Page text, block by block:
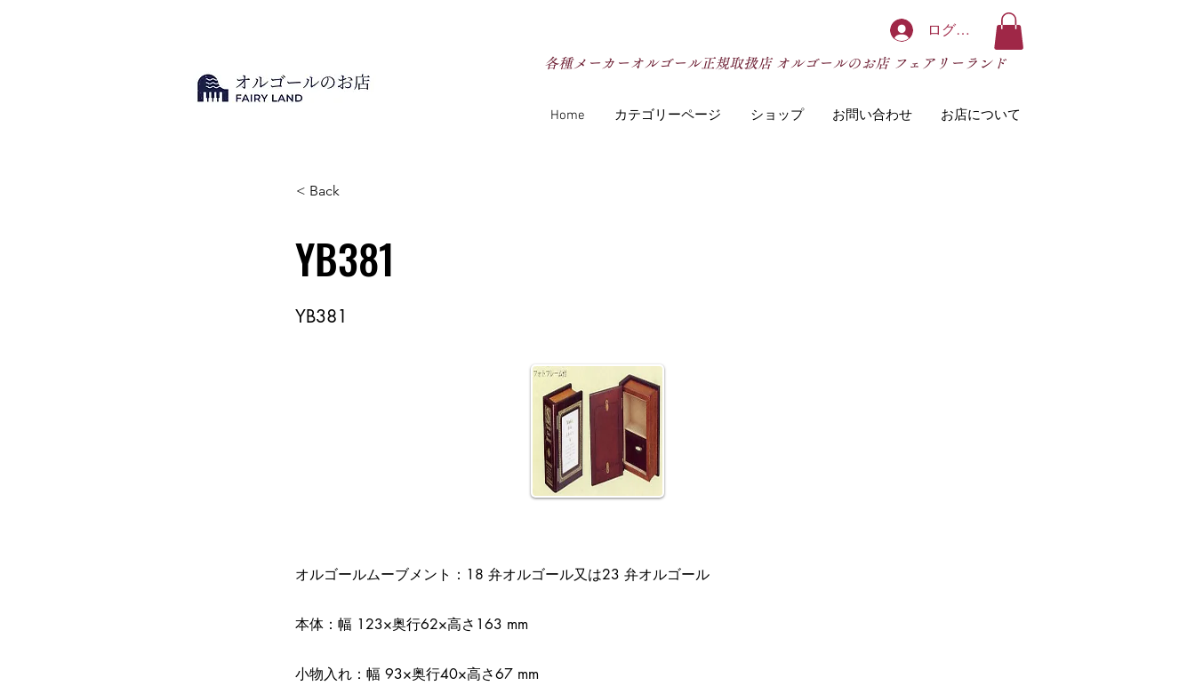
ログイン
各種メーカーオルゴール正規取扱店 オルゴールのお店 フェアリーランド
Home カテゴリーページ ショップ お問い合わせ お店について
< Back
YB381
YB381
オルゴールムーブメント：18 弁オルゴール又は23 弁オルゴール
本体：幅 123×奥行62×高さ163 mm
小物入れ：幅 93×奥行40×高さ67 mm